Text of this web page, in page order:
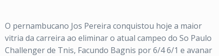
O pernambucano Jos Pereira conquistou hoje a maior
vitria da carreira ao eliminar o atual campeo do So Paulo
Challenger de Tnis, Facundo Bagnis por 6/4 6/1 e avanar